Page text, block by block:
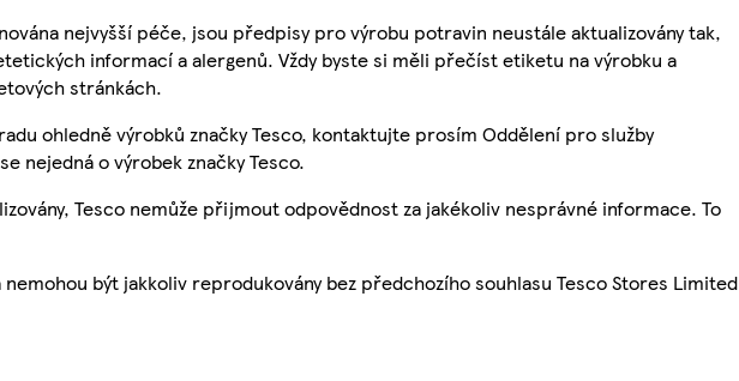
nejvyšší péče, jsou předpisy pro výrobu potravin neustále aktualizovány tak,
informací a alergenů. Vždy byste si měli přečíst etiketu na výrobku a
stránkách.
ohledně výrobků značky Tesco, kontaktujte prosím Oddělení pro služby
nejedná o výrobek značky Tesco.
Tesco nemůže přijmout odpovědnost za jakékoliv nesprávné informace. To
být jakkoliv reprodukovány bez předchozího souhlasu Tesco Stores Limited